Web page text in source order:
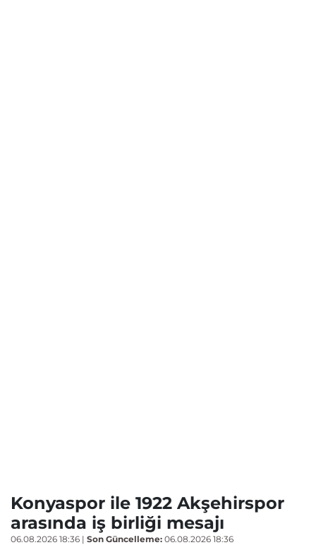
Konyaspor ile 1922 Akşehirspor
arasında iş birliği mesajı
06.08.2026 18:36 | Son Güncelleme: 06.08.2026 18:36